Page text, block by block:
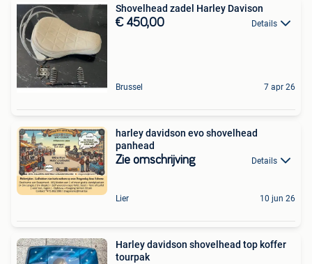
Shovelhead zadel Harley Davison
€ 450,00 Details
Brussel 7 apr 26
harley davidson evo shovelhead
panhead
Zie omschrijving Details
Lier 10 jun 26
Harley davidson shovelhead top koffer
tourpak